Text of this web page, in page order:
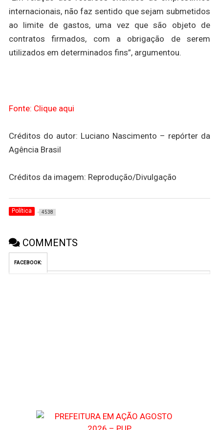
internacionais, não faz sentido que sejam submetidos
ao limite de gastos, uma vez que são objeto de
contratos firmados, com a obrigação de serem
utilizados em determinados fins”, argumentou.
Fonte: Clique aqui
Créditos do autor: Luciano Nascimento – repórter da
Agência Brasil
Créditos da imagem: Reprodução/Divulgação
Política 4538
COMMENTS
FACEBOOK: